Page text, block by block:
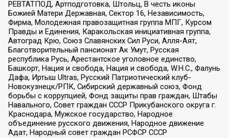
РЕВТАТПОД, Артподготовка, Штольц, В честь иконы
Божией Матери Державная, Сектор 16, Независимость,
Фирма, Молодежная правозащитная группа МПГ, Курсом
Правды и Единения, Каракольская инициативная группа,
Автоград Крю, Союз Славянских Сил Руси, Алля-Аят,
Благотворительный пансионат Ак Умут, Русская
республика Русь, Арестантское уголовное единство,
Башкорт, Нация и свобода, Нация и свобода, W.H.С., Фалунь
Дафа, Иртыш Ultras, Русский Патриотический клуб-
Новокузнецк/РПК, Сибирский державный союз, Фонд
борьбы с коррупцией, Фонд защиты прав граждан, Штабы
Навального, Совет граждан СССР Прикубанского округа г.
Краснодара, Мужское государство, Народное
объединение русского движения, Народное движение
Адат, Народный совет граждан РСФСР СССР